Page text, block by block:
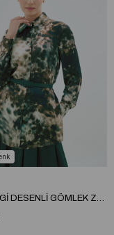
21002 GİGİ DESENLİ GÖMLEK Zümrüt